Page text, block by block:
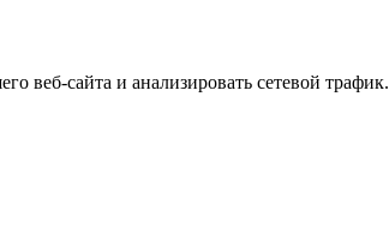
веб-сайта и анализировать сетевой трафик.